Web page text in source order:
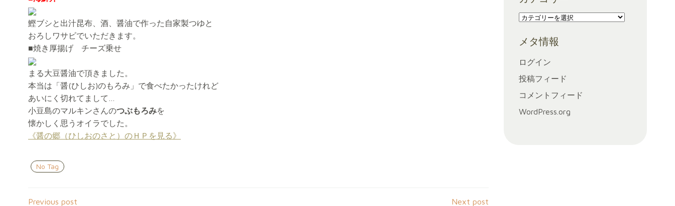
鰹ブシと出汁昆布、酒、醤油で作った自家製つゆと
おろしワサビでいただきます。
■焼き厚揚げ チーズ乗せ
まる大豆醤油で頂きました。
本当は「醤(ひしお)のもろみ」で食べたかったけれど
あいにく切れてまして…
小豆島のマルキンさんのつぶもろみを
懐かしく思うオイラでした。
《醤の郷（ひしおのさと）のＨＰを見る》
No Tag
Previous post Next post
イ
ブ
カ
ゴ
ー
メタ情報
ログイン
投稿フィード
コメントフィード
WordPress.org